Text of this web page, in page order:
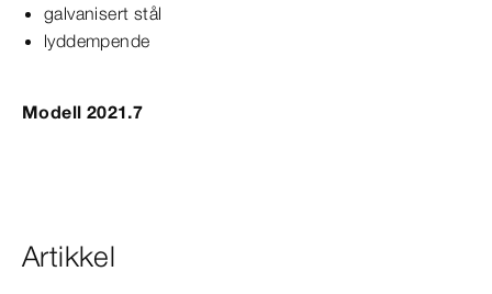
galvanisert stål
lyddempende
Modell 2021.7
Artikkel